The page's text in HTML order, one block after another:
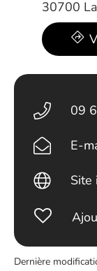
30700
09
E-
Site
Dernière